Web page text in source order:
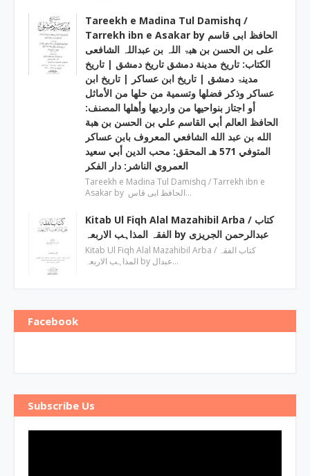
Tareekh e Madina Tul Damishq /
Tarrekh ibn e Asakar by الحافظ ابی قاسم
علی بن الحسن بن ھبۃ اللہ بن عبداللہ الشافعی
الكتاب: تاريخ مدينة دمشق تاريخ دمشق | تاریخ
مدینۃ دمشق | تاریخ ابن عساکر | تاريخ ابن
عساكر وذكر فضلها وتسمية من حلها من الأماثل
أو اجتاز بنواحيها من وارديها وأهلها المصنف:
الحافظ العالم أبي القاسم علي بن الحسن بن هبة
الله بن عبد الله الشافعي المعروف بابن عساكر
المتوفي 571 هـ المحقق: محب الدين أبي سعيد
العمروي الناشر: دار الفكر
Tareekh e Madina Tul Damishq / Tarrekh ibn e
Asakar by الحافظ ابی قاس…
Kitab Ul Fiqh Alal Mazahibil Arba / کتاب
الفقہ المذاہب الاربعہ by عبدالرحمن الجریزی
Kitab Ul Fiqh Alal Mazahibil Arba / کتاب الفقہ
المذاہب الاربعہ by عبدال…
Facebook
Subscribe Us